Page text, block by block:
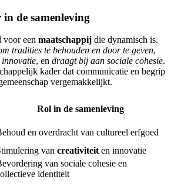
de samenleving
voor een maatschappij die dynamisch is.
tradities te behouden en door te geven,
, en draagt bij aan sociale cohesie.
kader dat communicatie en begrip
vergemakkelijkt.
Rol in de samenleving
en overdracht van cultureel erfgoed
van creativiteit en innovatie
van sociale cohesie en
identiteit